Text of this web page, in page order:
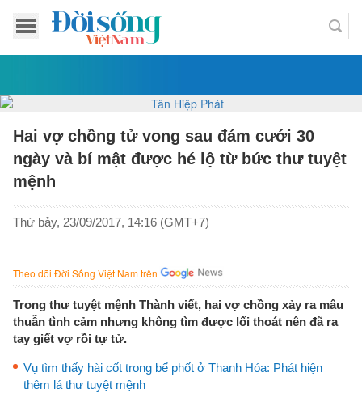
Hai vợ chồng tử vong sau đám cưới 30
ngày và bí mật được hé lộ từ bức thư tuyệt
mệnh
Thứ bảy, 23/09/2017, 14:16 (GMT+7)
Theo dõi Đời Sống Việt Nam trên
Trong thư tuyệt mệnh Thành viết, hai vợ chồng xảy ra mâu
thuẫn tình cảm nhưng không tìm được lối thoát nên đã ra
tay giết vợ rồi tự tử.
Vụ tìm thấy hài cốt trong bể phốt ở Thanh Hóa: Phát hiện
thêm lá thư tuyệt mệnh